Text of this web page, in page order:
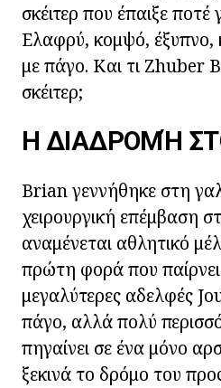
σκέιτερ που έπαιξε
Ελαφρύ, κομψό, έξυπνο,
με πάγο. Και τι Zhuber
σκέιτερ;
Η ΔΙΑΔΡΟΜΉ
Brian γεννήθηκε στη
χειρουργική επέμβαση
αναμένεται αθλητικό
πρώτη φορά που
μεγαλύτερες αδελφές
πάγο, αλλά πολύ
πηγαίνει σε ένα μόνο
ξεκινά το δρόμο του